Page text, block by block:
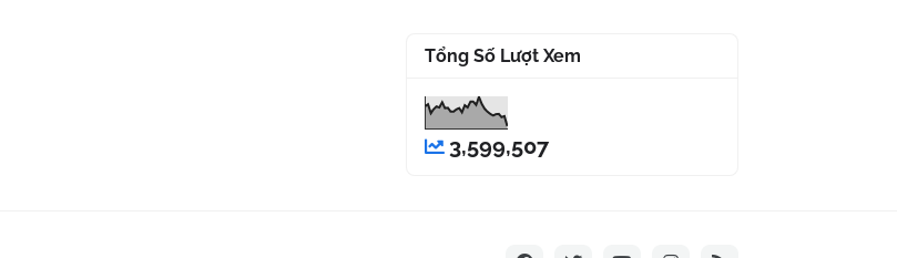
Tổng Số Lượt Xem
3,599,507